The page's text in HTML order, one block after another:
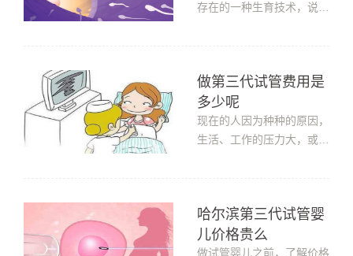
的技术是不断发展的，第三
存在的一种生育技术，说到
术演变到了第三代技术，这
种技术也慢慢的适应了全社
会，很多家庭由于不能生育
而失去了原本幸福的生活，
做第三代试管费用是
多少呢
现在的人因为种种的原因，
生活、工作的压力大，或者
对着越来越多需要，治疗不
孕做试管婴儿的人也是非常
的多，然而这些患者最关心
哈尔滨第三代试管婴
儿价格贵么
做试管婴儿之前，了解价格